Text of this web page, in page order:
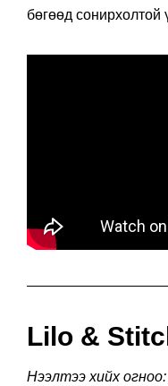
бөгөөд сонирхолтой
Lilo &
Нээлтээ хийх